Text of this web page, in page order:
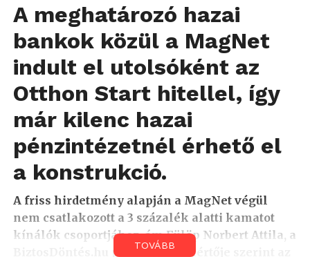
A meghatározó hazai
bankok közül a MagNet
indult el utolsóként az
Otthon Start hitellel, így
már kilenc hazai
pénzintézetnél érhető el
a konstrukció.
A friss hirdetmény alapján a MagNet végül
nem csatlakozott a 3 százalék alatti kamatot
kínálók csoportjához, ám Fülöp Norbert Attila, a
BiztosDöntés.hu pénzügyi szakértője szerint az
TOVÁBB